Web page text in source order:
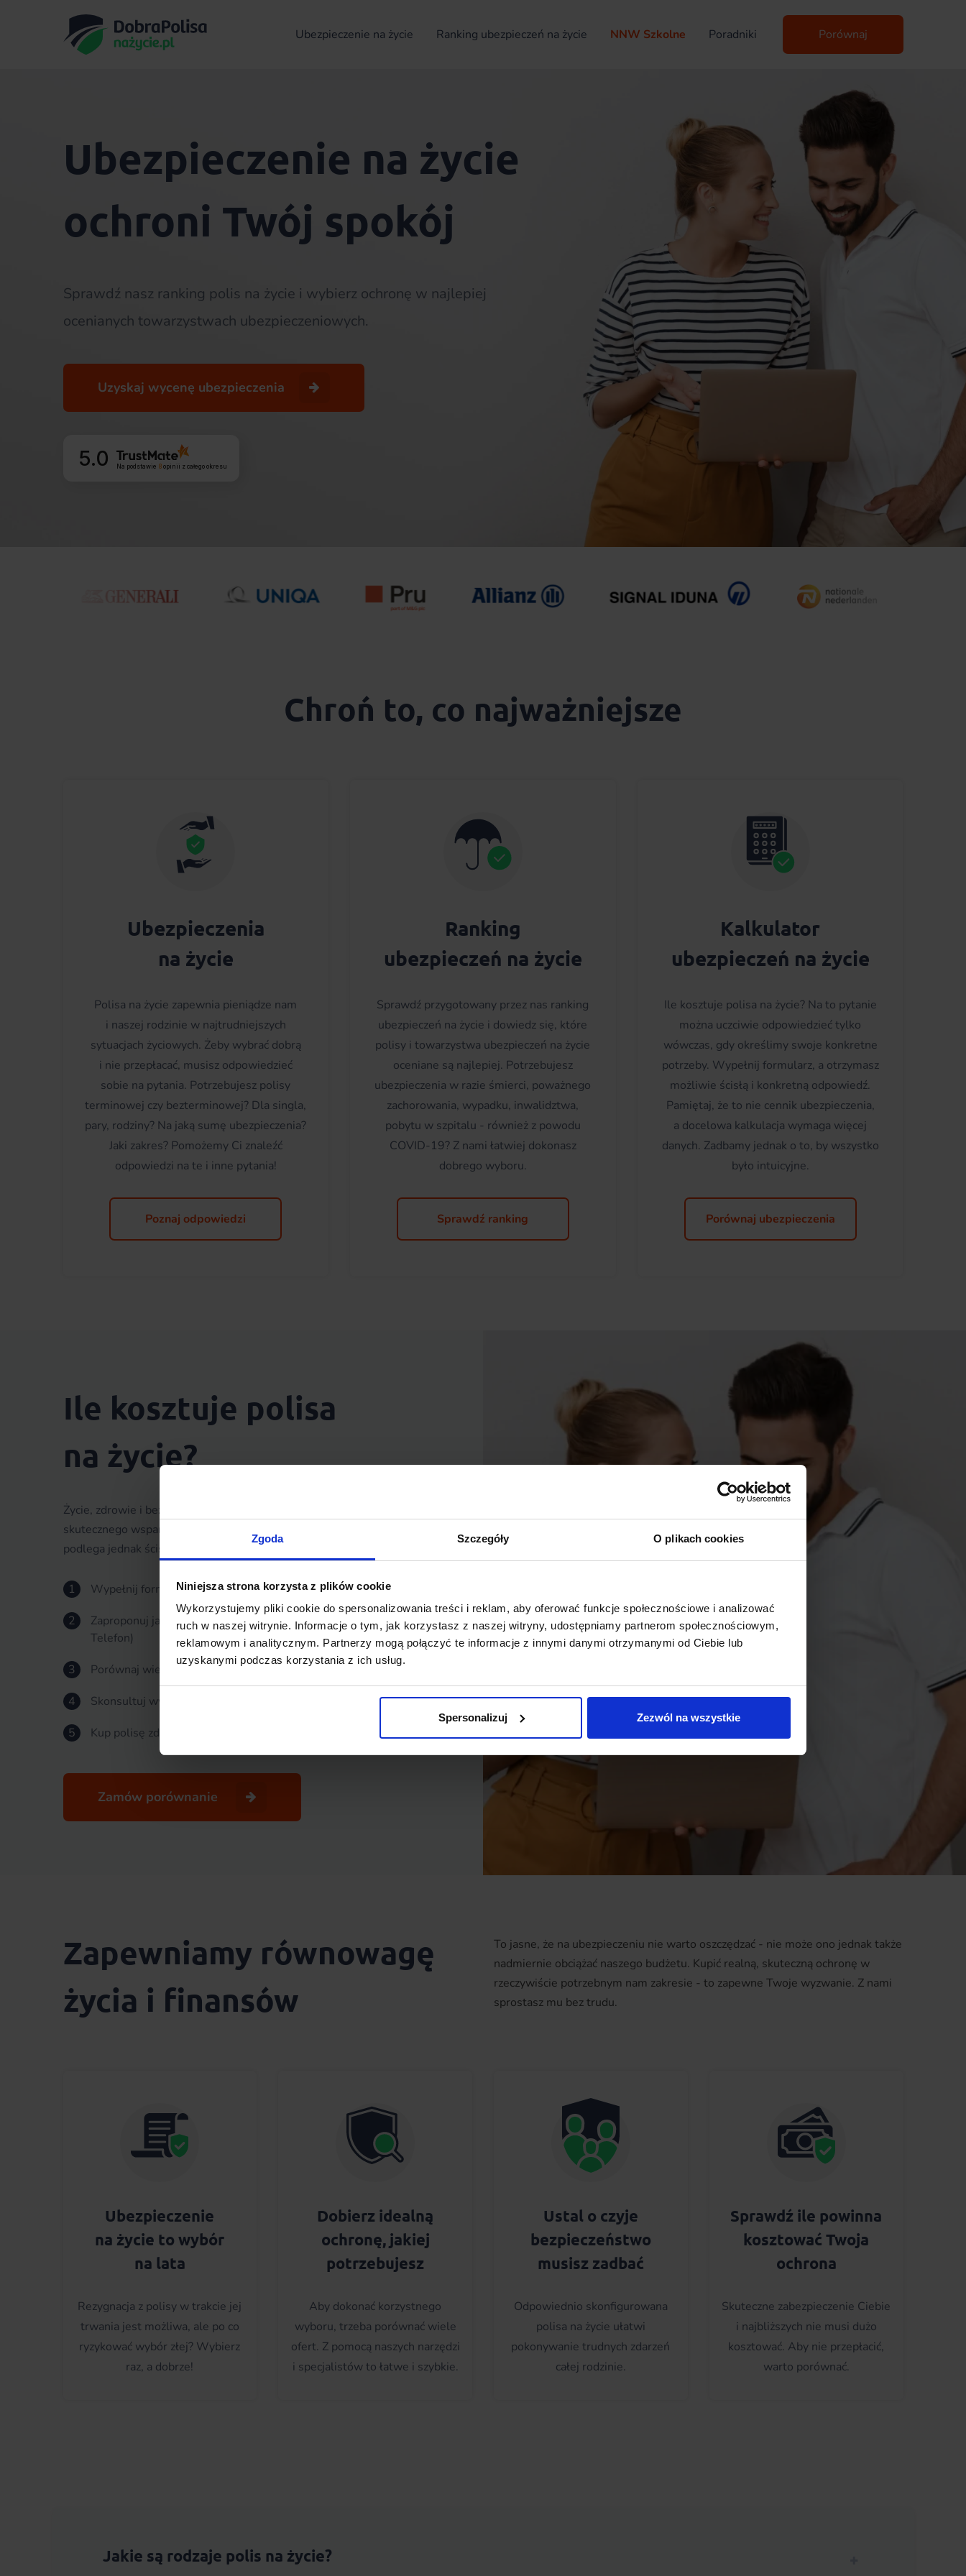
Zgoda Szczegóły O plikach cookies
Niniejsza strona korzysta z plików cookie
Wykorzystujemy pliki cookie do spersonalizowania treści i reklam, aby oferować funkcje społecznościowe i analizować
ruch w naszej witrynie. Informacje o tym, jak korzystasz z naszej witryny, udostępniamy partnerom społecznościowym,
reklamowym i analitycznym. Partnerzy mogą połączyć te informacje z innymi danymi otrzymanymi od Ciebie lub
uzyskanymi podczas korzystania z ich usług.
Spersonalizuj Zezwól na wszystkie
Ubezpieczenie na życie Ranking ubezpieczeń na życie NNW Szkolne Poradniki Porównaj
Ubezpieczenie na życie
ochroni Twój spokój
Sprawdź nasz ranking polis na życie i wybierz ochronę w najlepiej
ocenianych towarzystwach ubezpieczeniowych.
Uzyskaj wycenę ubezpieczenia
5.0 Na podstawie 8 opinii z całego okresu
Chroń to, co najważniejsze
Ubezpieczenia
na życie
Polisa na życie zapewnia pieniądze nam
i naszej rodzinie w najtrudniejszych
sytuacjach życiowych. Żeby wybrać dobrą
i nie przepłacać, musisz odpowiedzieć
sobie na pytania. Potrzebujesz polisy
terminowej czy bezterminowej? Dla singla,
pary, rodziny? Na jaką sumę ubezpieczenia?
Jaki zakres? Pomożemy Ci znaleźć
odpowiedzi na te i inne pytania!
Poznaj odpowiedzi
Ranking
ubezpieczeń na życie
Sprawdź przygotowany przez nas ranking
ubezpieczeń na życie i dowiedz się, które
polisy i towarzystwa ubezpieczeń na życie
oceniane są najlepiej. Potrzebujesz
ubezpieczenia w razie śmierci, poważnego
zachorowania, wypadku, inwalidztwa,
pobytu w szpitalu - również z powodu
COVID-19? Z nami łatwiej dokonasz
dobrego wyboru.
Sprawdź ranking
Kalkulator
ubezpieczeń na życie
Ile kosztuje polisa na życie? Na to pytanie
można uczciwie odpowiedzieć tylko
wówczas, gdy określimy swoje konkretne
potrzeby. Wypełnij formularz, a otrzymasz
możliwie ścisłą i konkretną odpowiedź.
Pamiętaj, że to nie cennik ubezpieczenia,
a docelowa kalkulacja wymaga więcej
danych. Zadbamy jednak o to, by wszystko
było intuicyjne.
Porównaj ubezpieczenia
Ile kosztuje polisa
na życie?
Życie, zdrowie i bezpieczeństwo rodziny jest bezcenne. Zapewnienie jej i sobie
skutecznego wsparcia finansowego na wypadek choroby, inwalidztwa, śmierci
podlega jednak ścisłej wycenie.
1
Wypełnij formularz potrzeb w 2 minuty
2
Zaproponuj jak chcesz porównać oferty ubezpieczeń na życie (Zoom, Meet,
Telefon)
3
Porównaj wiele ofert z różnych Towarzystw w jednej rozmowie
4
Skonsultuj wybór u doradcy lub zamów rozmowę z innym
5
Kup polisę zdalnie lub na umów się na spotkanie
Zamów porównanie
Zapewniamy równowagę
życia i finansów
To jasne, że na ubezpieczeniu nie warto oszczędzać - nie może ono jednak także
nadmiernie obciążać naszego budżetu. Kupić realną, skuteczną ochronę w
rzeczywiście potrzebnym nam zakresie - to zapewne Twoje wyzwanie. Z nami
sprostasz mu bez trudu.
Ubezpieczenie
na życie to wybór
na lata
Rezygnacja z polisy w trakcie jej
trwania jest możliwa, ale po co
ryzykować wybór złej? Wybierz
raz, a dobrze!
Dobierz idealną
ochronę, jakiej
potrzebujesz
Aby dokonać korzystnego
wyboru, trzeba porównać wiele
ofert. Z pomocą naszych narzędzi
i specjalistów to łatwe i szybkie.
Ustal o czyje
bezpieczeństwo
musisz zadbać
Odpowiednio skonfigurowana
polisa na życie ułatwi
pokonywanie trudnych zdarzeń
całej rodzinie.
Sprawdź ile powinna
kosztować Twoja
ochrona
Skuteczne zabezpieczenie Ciebie
i najbliższych nie musi dużo
kosztować. Aby nie przepłacić,
warto porównać.
Jakie są rodzaje polis na życie?